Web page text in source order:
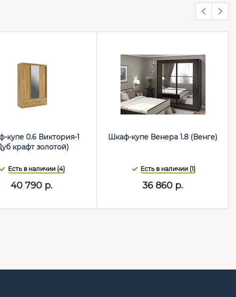
купе 0.6 Виктория-1
крафт золотой)
Есть в наличии (4)
40 790р.
Шкаф-купе Венера 1.8 (Венге)
Есть в наличии (1)
36 860 р.